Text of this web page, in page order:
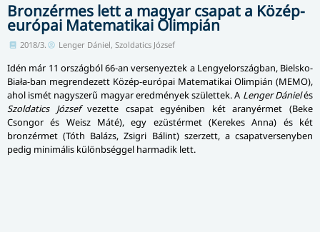
Bronzérmes lett a magyar csapat a Közép-
európai Matematikai Olimpián
2018/3. Lenger Dániel, Szoldatics József
Idén már 11 országból 66-an versenyeztek a Lengyelországban, Bielsko-
Biała-ban megrendezett Közép-európai Matematikai Olimpián (MEMO),
ahol ismét nagyszerű magyar eredmények születtek. A Lenger Dánielés
Szoldatics Józsefvezette csapat egyéniben két aranyérmet (Beke
Csongor és Weisz Máté), egy ezüstérmet (Kerekes Anna) és két
bronzérmet (Tóth Balázs, Zsigri Bálint) szerzett, a csapatversenyben
pedig minimális különbséggel harmadik lett.